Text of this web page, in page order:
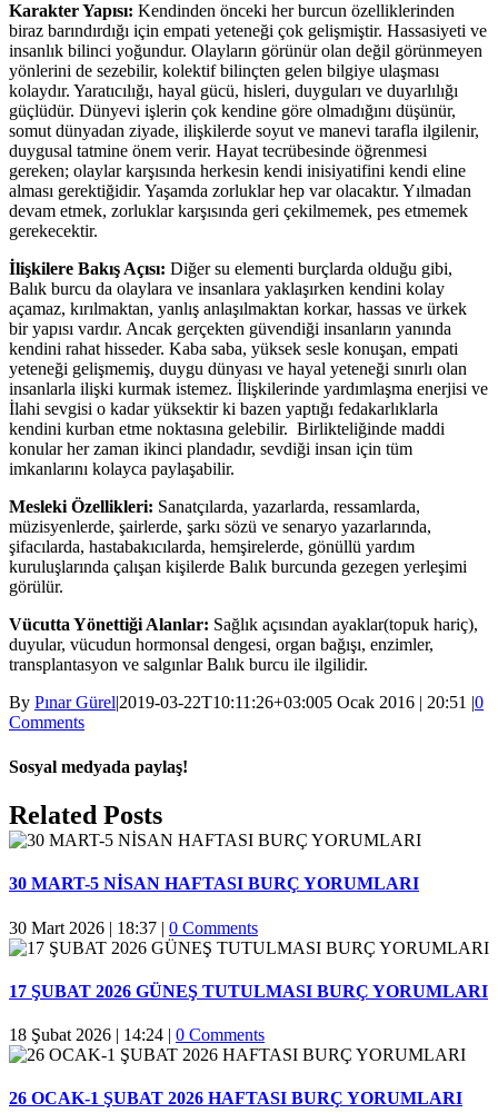
Karakter Yapısı: Kendinden önceki her burcun özelliklerinden
biraz barındırdığı için empati yeteneği çok gelişmiştir. Hassasiyeti ve
insanlık bilinci yoğundur. Olayların görünür olan değil görünmeyen
yönlerini de sezebilir, kolektif bilinçten gelen bilgiye ulaşması
kolaydır. Yaratıcılığı, hayal gücü, hisleri, duyguları ve duyarlılığı
güçlüdür. Dünyevi işlerin çok kendine göre olmadığını düşünür,
somut dünyadan ziyade, ilişkilerde soyut ve manevi tarafla ilgilenir,
duygusal tatmine önem verir. Hayat tecrübesinde öğrenmesi
gereken; olaylar karşısında herkesin kendi inisiyatifini kendi eline
alması gerektiğidir. Yaşamda zorluklar hep var olacaktır. Yılmadan
devam etmek, zorluklar karşısında geri çekilmemek, pes etmemek
gerekecektir.
İlişkilere Bakış Açısı: Diğer su elementi burçlarda olduğu gibi,
Balık burcu da olaylara ve insanlara yaklaşırken kendini kolay
açamaz, kırılmaktan, yanlış anlaşılmaktan korkar, hassas ve ürkek
bir yapısı vardır. Ancak gerçekten güvendiği insanların yanında
kendini rahat hisseder. Kaba saba, yüksek sesle konuşan, empati
yeteneği gelişmemiş, duygu dünyası ve hayal yeteneği sınırlı olan
insanlarla ilişki kurmak istemez. İlişkilerinde yardımlaşma enerjisi ve
İlahi sevgisi o kadar yüksektir ki bazen yaptığı fedakarlıklarla
kendini kurban etme noktasına gelebilir. Birlikteliğinde maddi
konular her zaman ikinci plandadır, sevdiği insan için tüm
imkanlarını kolayca paylaşabilir.
Mesleki Özellikleri: Sanatçılarda, yazarlarda, ressamlarda,
müzisyenlerde, şairlerde, şarkı sözü ve senaryo yazarlarında,
şifacılarda, hastabakıcılarda, hemşirelerde, gönüllü yardım
kuruluşlarında çalışan kişilerde Balık burcunda gezegen yerleşimi
görülür.
Vücutta Yönettiği Alanlar: Sağlık açısından ayaklar(topuk hariç),
duyular, vücudun hormonsal dengesi, organ bağışı, enzimler,
transplantasyon ve salgınlar Balık burcu ile ilgilidir.
By Pınar Gürel|2019-03-22T10:11:26+03:005 Ocak 2016 | 20:51 |0
Comments
Sosyal medyada paylaş!
Facebook
Twitter
Reddit
LinkedIn
WhatsApp
Pinterest
Email
Related Posts
30 MART-5 NİSAN HAFTASI BURÇ YORUMLARI
30 Mart 2026 | 18:37 | 0 Comments
17 ŞUBAT 2026 GÜNEŞ TUTULMASI BURÇ YORUMLARI
18 Şubat 2026 | 14:24 | 0 Comments
26 OCAK-1 ŞUBAT 2026 HAFTASI BURÇ YORUMLARI